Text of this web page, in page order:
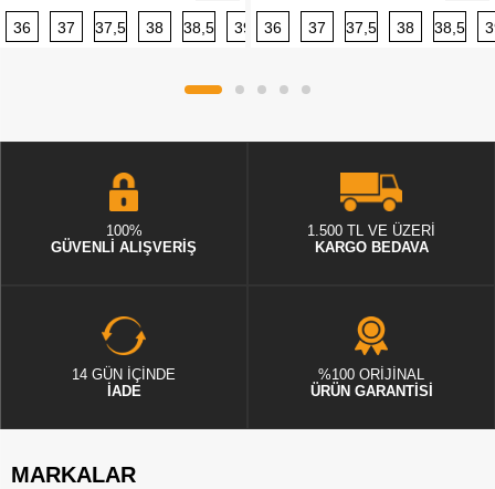
36 37 37,5 38 38,5 39 40 40,5 41 42 42,5
36 37 37,5 38 38,5
100%
GÜVENLİ ALIŞVERİŞ
1.500 TL VE ÜZERİ
KARGO BEDAVA
14 GÜN İÇİNDE
İADE
%100 ORİJİNAL
ÜRÜN GARANTİSİ
MARKALAR